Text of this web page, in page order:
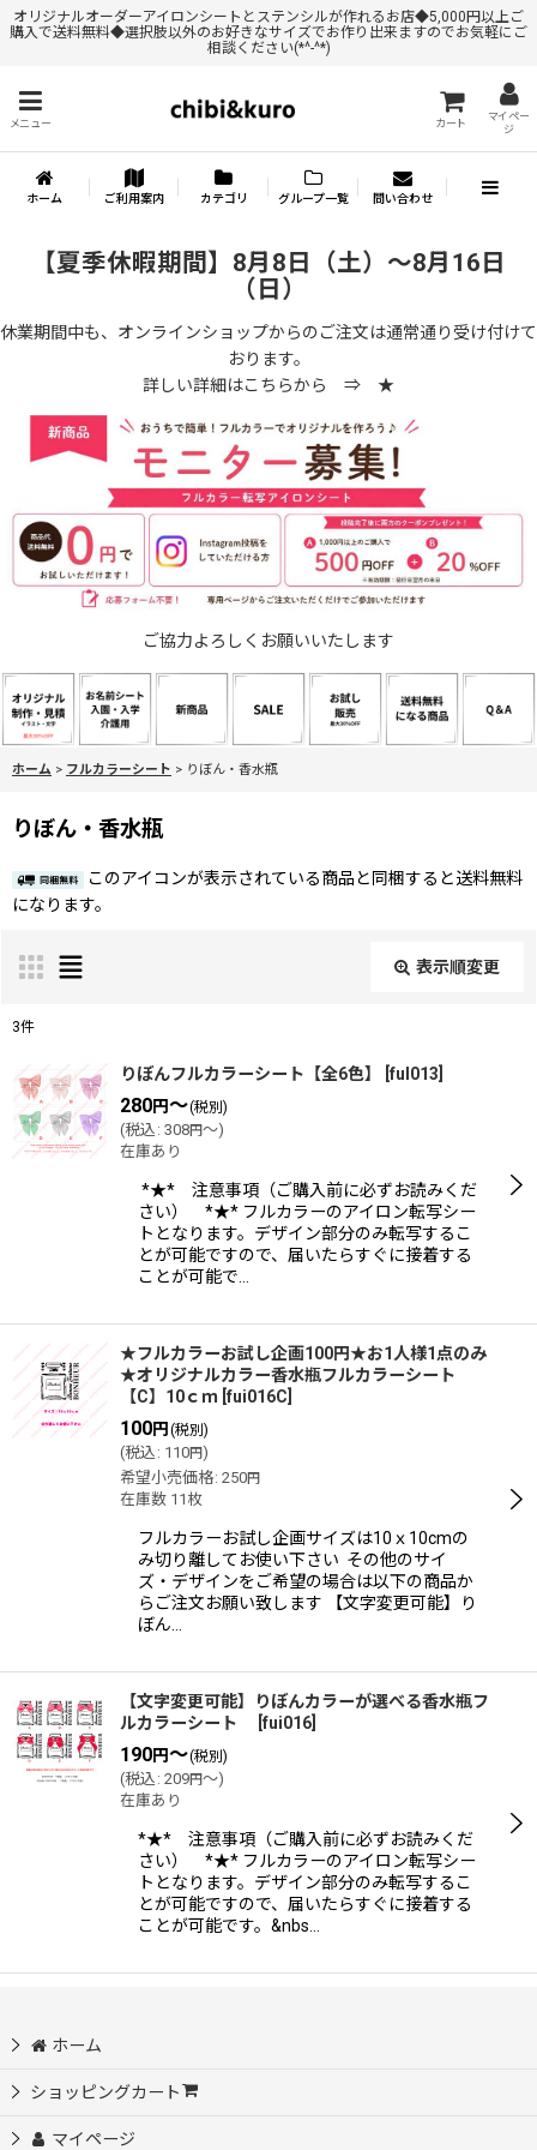
オリジナルオーダーアイロンシートとステンシルが作れるお店◆5,000円以上ご
購入で送料無料◆選択肢以外のお好きなサイズでお作り出来ますのでお気軽にご
相談ください(*^-^*)
メニュー カート
マイペー
ジ
ホーム ご利用案内 カテゴリ グループ一覧 問い合わせ
【夏季休暇期間】8月8日（土）～8月16日
（日）
休業期間中も、オンラインショップからのご注文は通常通り受け付けて
おります。
詳しい詳細はこちらから ⇒ ★
ご協力よろしくお願いいたします
ホーム > フルカラーシート > りぼん・香水瓶
りぼん・香水瓶
このアイコンが表示されている商品と同梱すると送料無料
になります。
表示順変更
並び順:
絞り込む
3件
りぼんフルカラーシート【全6色】 ful013
280円～(税別)
(税込 : 308円～)
在庫あり
*★* 注意事項（ご購入前に必ずお読みくだ
さい） *★* フルカラーのアイロン転写シー
トとなります。デザイン部分のみ転写するこ
とが可能ですので、届いたらすぐに接着する
ことが可能で…
★フルカラーお試し企画100円★お1人様1点のみ
★オリジナルカラー香水瓶フルカラーシート
【C】10ｃｍ fui016C
100円 (税別)
(税込 : 110円)
希望小売価格: 250円
在庫数 11枚
フルカラーお試し企画サイズは10ｘ10cmの
み切り離してお使い下さい その他のサイ
ズ・デザインをご希望の場合は以下の商品か
らご注文お願い致します 【文字変更可能】り
ぼん…
【文字変更可能】りぼんカラーが選べる香水瓶フ
ルカラーシート
fui016
190円～(税別)
(税込 : 209円～)
在庫あり
*★* 注意事項（ご購入前に必ずお読みくだ
さい） *★* フルカラーのアイロン転写シー
トとなります。デザイン部分のみ転写するこ
とが可能ですので、届いたらすぐに接着する
ことが可能です。&nbs…
ホーム
ショッピングカート
マイページ